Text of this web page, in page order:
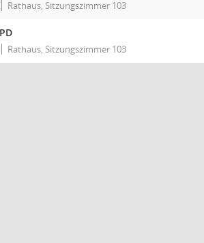
Rathaus, Sitzungszimmer 103
Rathaus, Sitzungszimmer 103